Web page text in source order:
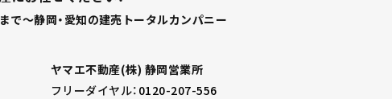
で～静岡・愛知の建売トータルカンパニー
ヤマエ不動産(株) 静岡営業所
フリーダイヤル： 0120-207-556